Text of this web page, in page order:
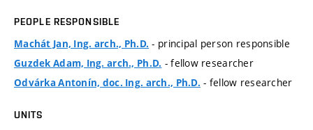
PEOPLE RESPONSIBLE
Machát Jan, Ing. arch., Ph.D. - principal person responsible
Guzdek Adam, Ing. arch., Ph.D. - fellow researcher
Odvárka Antonín, doc. Ing. arch., Ph.D. - fellow researcher
UNITS